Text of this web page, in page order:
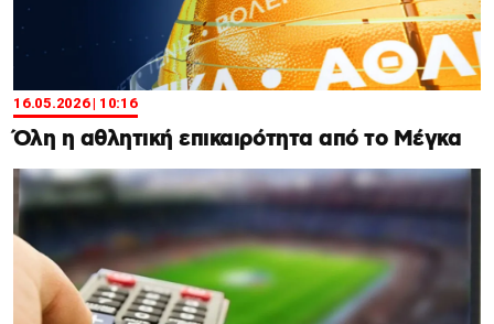
16.05.2026 | 10:16
Όλη η αθλητική επικαιρότητα από το Μέγκα